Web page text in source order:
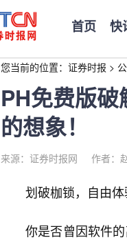
首页 快
您当前的位置： 证券时报 >
PH免费版
的想象！
来源：证券时报网 作者：
划破枷锁，自由
你是否曾因软件